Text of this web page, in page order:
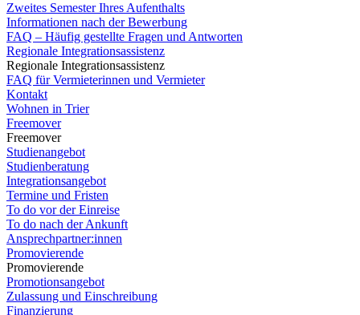
Zweites Semester Ihres Aufenthalts
Informationen nach der Bewerbung
FAQ – Häufig gestellte Fragen und Antworten
Regionale Integrationsassistenz
Regionale Integrationsassistenz
FAQ für Vermieterinnen und Vermieter
Kontakt
Wohnen in Trier
Freemover
Freemover
Studienangebot
Studienberatung
Integrationsangebot
Termine und Fristen
To do vor der Einreise
To do nach der Ankunft
Ansprechpartner:innen
Promovierende
Promovierende
Promotionsangebot
Zulassung und Einschreibung
Finanzierung